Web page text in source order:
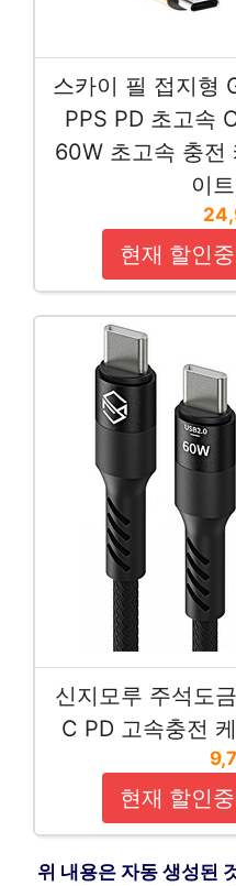
스카이 필 접지형
PPS PD 초고속
60W 초고속 충전
이
현재 할인
신지모루 주석도
C PD 고속충전
현재 할인
위 내용은 자동 생성된